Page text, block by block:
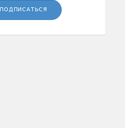
ПОДПИСАТЬСЯ